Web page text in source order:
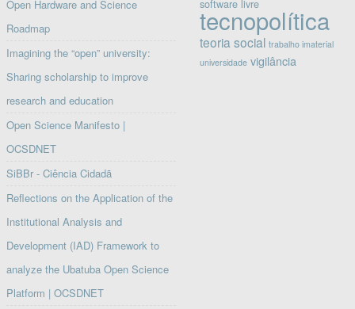
Open Hardware and Science
Roadmap
Imagining the “open” university:
Sharing scholarship to improve
research and education
Open Science Manifesto |
OCSDNET
SiBBr - Ciência Cidadã
Reflections on the Application of the
Institutional Analysis and
Development (IAD) Framework to
analyze the Ubatuba Open Science
Platform | OCSDNET
software livre
tecnopolítica
teoria social trabalho imaterial
universidade vigilância